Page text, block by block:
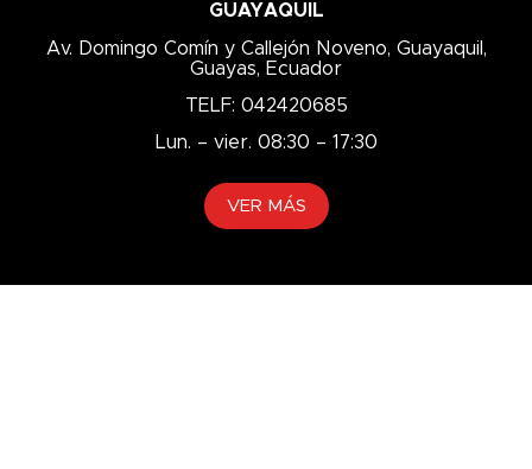
GUAYAQUIL
Av. Domingo Comín y Callejón Noveno, Guayaquil,
Guayas, Ecuador
TELF: 042420685
Lun. – vier. 08:30 – 17:30
VER MÁS